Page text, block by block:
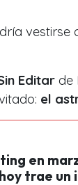
Editar de
el
en
trae